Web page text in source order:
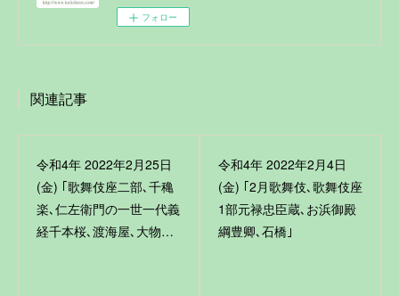
フォロー
関連記事
令和4年 2022年2月25日
(金) ｢歌舞伎座二部､千穐
楽､仁左衛門の一世一代義
経千本桜､渡海屋､大物…
令和4年 2022年2月4日
(金) ｢2月歌舞伎､歌舞伎座
1部元禄忠臣蔵､お浜御殿
綱豊卿､石橋｣